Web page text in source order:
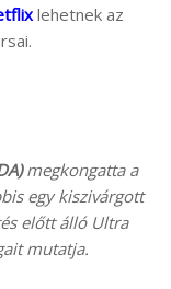
lehetnek az
megkongatta a
egy kiszivárgott
előtt álló Ultra
mutatja.